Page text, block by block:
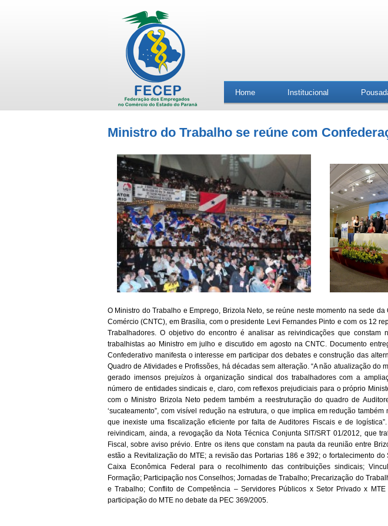
Home Institucional
Ministro do Trabalho se reúne com
O Ministro do Trabalho e Emprego, Brizola Neto, se reúne neste momento na sede
Comércio (CNTC), em Brasília, com o presidente Levi Fernandes Pinto e com os 12
Trabalhadores. O objetivo do encontro é analisar as reivindicações que constam
trabalhistas ao Ministro em julho e discutido em agosto na CNTC. Documento
Confederativo manifesta o interesse em participar dos debates e construção das
Quadro de Atividades e Profissões, há décadas sem alteração. “A não atualização do
gerado imensos prejuízos à organização sindical dos trabalhadores com a
número de entidades sindicais e, claro, com reflexos prejudiciais para o próprio
com o Ministro Brizola Neto pedem também a reestruturação do quadro de
‘sucateamento”, com visível redução na estrutura, o que implica em redução
que inexiste uma fiscalização eficiente por falta de Auditores Fiscais e de
reivindicam, ainda, a revogação da Nota Técnica Conjunta SIT/SRT 01/2012, que
Fiscal, sobre aviso prévio. Entre os itens que constam na pauta da reunião entre
estão a Revitalização do MTE; a revisão das Portarias 186 e 392; o fortalecimento
Caixa Econômica Federal para o recolhimento das contribuições sindicais;
Formação; Participação nos Conselhos; Jornadas de Trabalho; Precarização do
e Trabalho; Conflito de Competência – Servidores Públicos x Setor Privado x
participação do MTE no debate da PEC 369/2005.